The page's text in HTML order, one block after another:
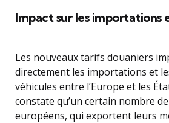
Impact sur les importations
Les nouveaux tarifs douaniers
directement les importations et
véhicules entre l’Europe et les
constate qu’un certain nombre
européens, qui exportent leurs